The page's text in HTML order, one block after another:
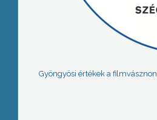
Gyöngyösi értékek a filmvásznon